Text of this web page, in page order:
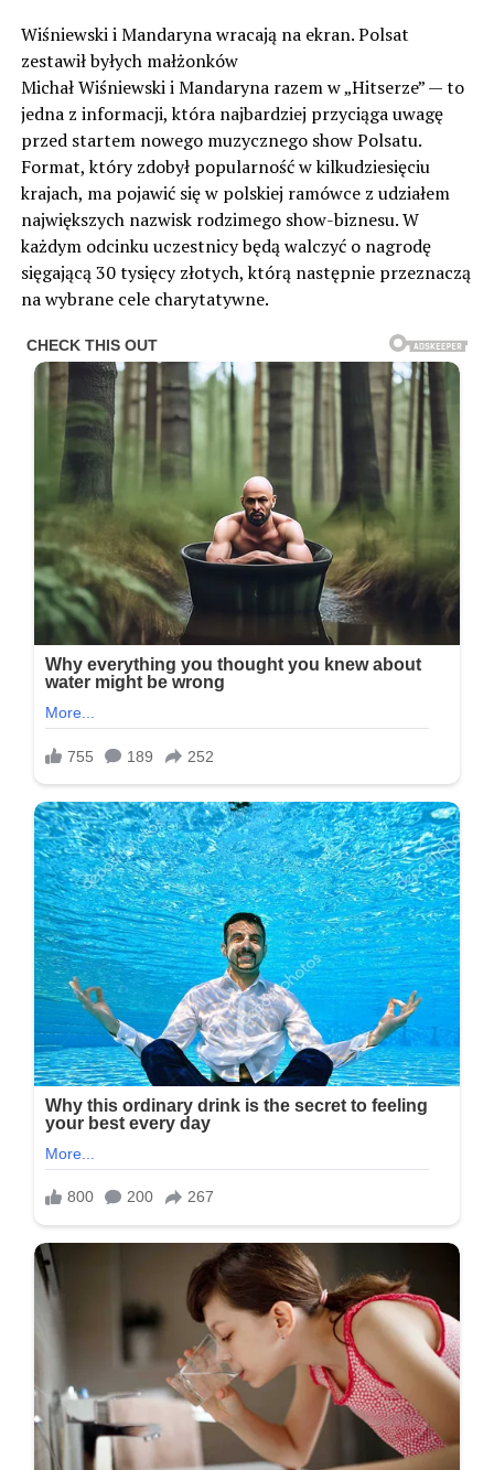
Wiśniewski i Mandaryna wracają na ekran. Polsat
zestawił byłych małżonków
Michał Wiśniewski i Mandaryna razem w „Hitserze” — to
jedna z informacji, która najbardziej przyciąga uwagę
przed startem nowego muzycznego show Polsatu.
Format, który zdobył popularność w kilkudziesięciu
krajach, ma pojawić się w polskiej ramówce z udziałem
największych nazwisk rodzimego show-biznesu. W
każdym odcinku uczestnicy będą walczyć o nagrodę
sięgającą 30 tysięcy złotych, którą następnie przeznaczą
na wybrane cele charytatywne.